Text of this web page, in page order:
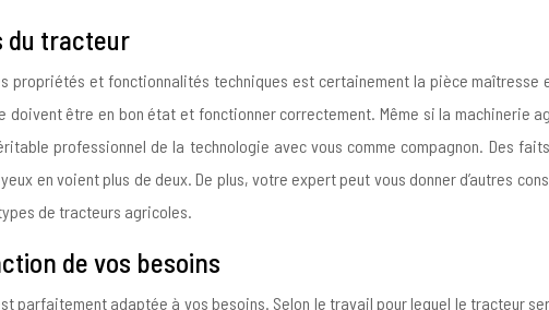
du tracteur
propriétés et fonctionnalités techniques est certainement la pièce maîtresse
doivent être en bon état et fonctionner correctement. Même si la machinerie
professionnel de la technologie avec vous comme compagnon. Des faits
en voient plus de deux. De plus, votre expert peut vous donner d’autres
de tracteurs agricoles.
de vos besoins
parfaitement adaptée à vos besoins. Selon le travail pour lequel le